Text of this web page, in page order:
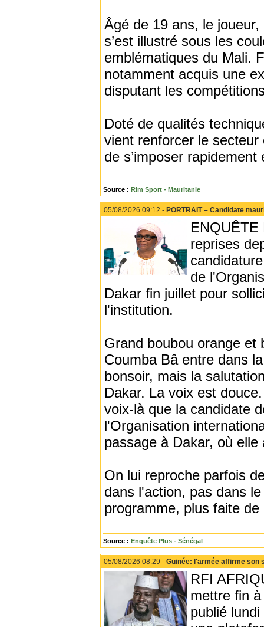
Âgé de 19 ans, le
s’est illustré sous les
emblématiques du Mali.
notamment acquis une
disputant les
Doté de qualités
vient renforcer le secteur
de s’imposer rapidement
Source : Rim Sport - Mauritanie
05/08/2026 09:12 - PORTRAIT – Candidate
ENQUÊTE
reprises
de
Dakar fin juillet pour
l'institution.
Grand boubou orange et
Coumba Bâ entre dans
bonsoir, mais la
Dakar. La voix est
voix-là que la candidate
l'Organisation
passage à Dakar, où
On lui reproche parfois
dans l'action, pas dans
programme, plus faite
Source : Enquête Plus - Sénégal
05/08/2026 08:29 - Guinée: l'armée affirme son
RFI
mettre fin
publié